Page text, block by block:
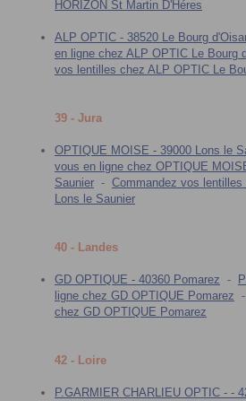
HORIZON St Martin D'Héres
ALP OPTIC - 38520 Le Bourg
en ligne chez ALP OPTIC Le Bourg
vos lentilles chez ALP OPTIC Le
39 - Jura
OPTIQUE MOISE - 39000 Lons le
vous en ligne chez OPTIQUE
Saunier - Commandez vos
Lons le Saunier
40 - Landes
GD OPTIQUE - 40360 Pomarez -
ligne chez GD OPTIQUE Pomarez -
chez GD OPTIQUE Pomarez
42 - Loire
P.GARMIER CHARLIEU OPTIC - -